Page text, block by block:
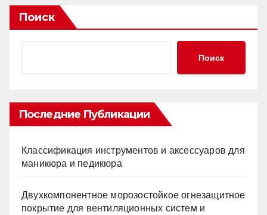
Поиск
Поиск
Последние Публикации
Классификация инструментов и аксессуаров для
маникюра и педикюра
Двухкомпонентное морозостойкое огнезащитное
покрытие для вентиляционных систем и